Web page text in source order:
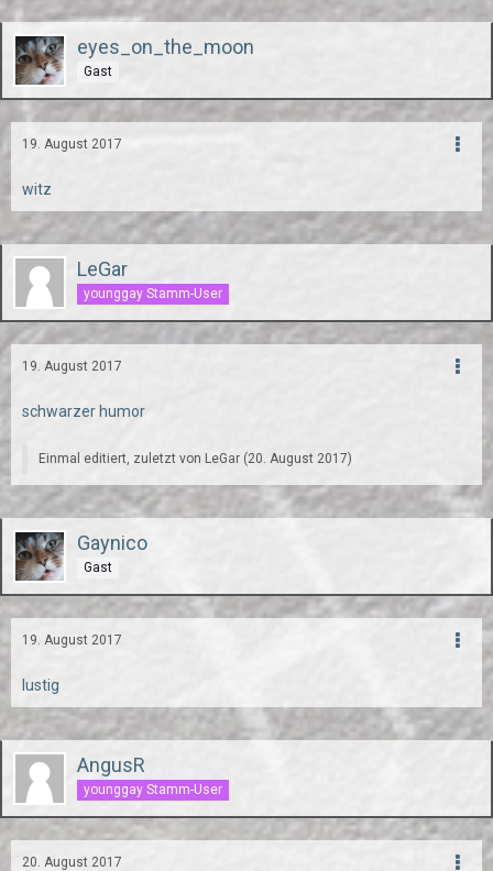
eyes_on_the_moon
Gast
19. August 2017
witz
LeGar
younggay Stamm-User
19. August 2017
schwarzer humor
Einmal editiert, zuletzt von LeGar (20. August 2017)
Gaynico
Gast
19. August 2017
lustig
AngusR
younggay Stamm-User
20. August 2017